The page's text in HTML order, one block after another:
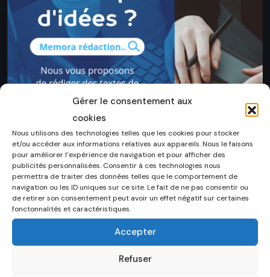
Gérer le consentement aux
cookies
Nous utilisons des technologies telles que les cookies pour stocker
et/ou accéder aux informations relatives aux appareils. Nous le faisons
pour améliorer l’expérience de navigation et pour afficher des
publicités personnalisées. Consentir à ces technologies nous
permettra de traiter des données telles que le comportement de
navigation ou les ID uniques sur ce site. Le fait de ne pas consentir ou
de retirer son consentement peut avoir un effet négatif sur certaines
fonctonnalités et caractéristiques.
Accepter
Refuser